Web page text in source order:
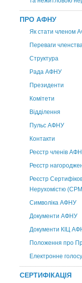
ПРО АФНУ
Як стати членом
Переваги
Структура
Рада АФНУ
Президенти
Комітети
Відділення
Пульс АФНУ
Контакти
Реєстр членів
Реєстр
Реєстр
Нерухомістю
Символіка АФНУ
Документи АФНУ
Документи КІЦ
Положення про
Електронне
СЕРТИФІКАЦІЯ